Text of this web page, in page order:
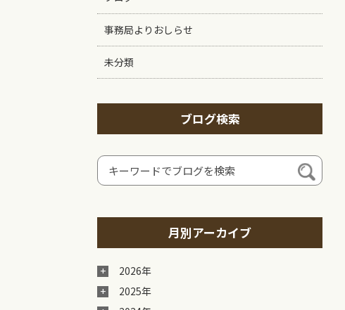
事務局よりおしらせ
未分類
ブログ検索
月別アーカイブ
2026年
2025年